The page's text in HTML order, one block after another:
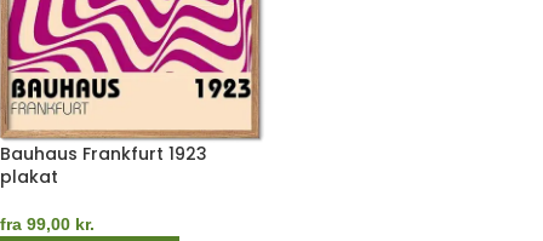
Bauhaus Frankfurt 1923
plakat
fra 99,00 kr.